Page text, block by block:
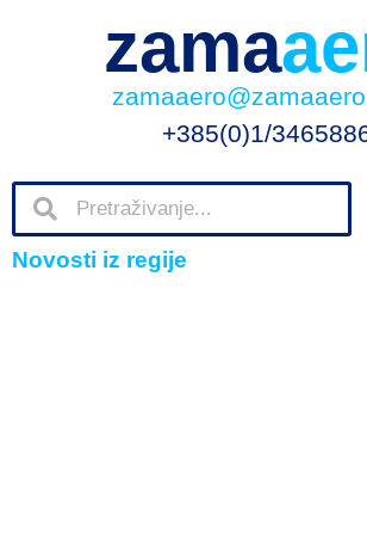
zama
+385(0)1/
Novosti iz regije